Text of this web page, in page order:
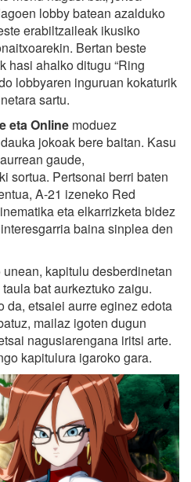
lobby batean azalduko
erabiltzaileak ikusiko
Bertan beste
hasi ahalko ditugu “Ring
lobbyaren inguruan kokaturik
sartu.
eta Online moduez
jokoak bere baitan. Kasu
gaude,
sortua. Pertsonai berri baten
A-21 izeneko Red
eta elkarrizketa bidez
baina sinplea den
kapitulu desberdinetan
bat aurkeztuko zaigu.
da, etsaiei aurre eginez edota
mailaz igoten dugun
nagusiarengana iritsi arte.
kapitulura igaroko gara.